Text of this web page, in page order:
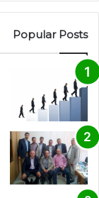
Popular Posts